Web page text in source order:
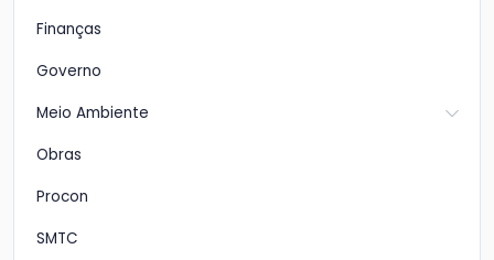
Finanças
Governo
Meio Ambiente
Obras
Procon
SMTC